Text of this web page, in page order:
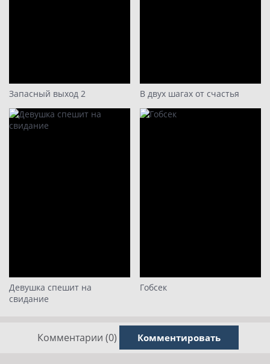
Запасный выход 2 В двух шагах от счастья
Девушка спешит на
свидание
Гобсек
Комментарии (0) Комментировать